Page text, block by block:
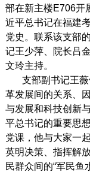
部在新主楼E706开
近平总书记在福建
党史。联系该支部
记王少萍、院长吕
文玲主持。
支部副书记王
革发展间的关系、
与发展和科技创新
平总书记的重要思
党课，他与大家一
英明决策、指挥解
民群众间的“军民鱼